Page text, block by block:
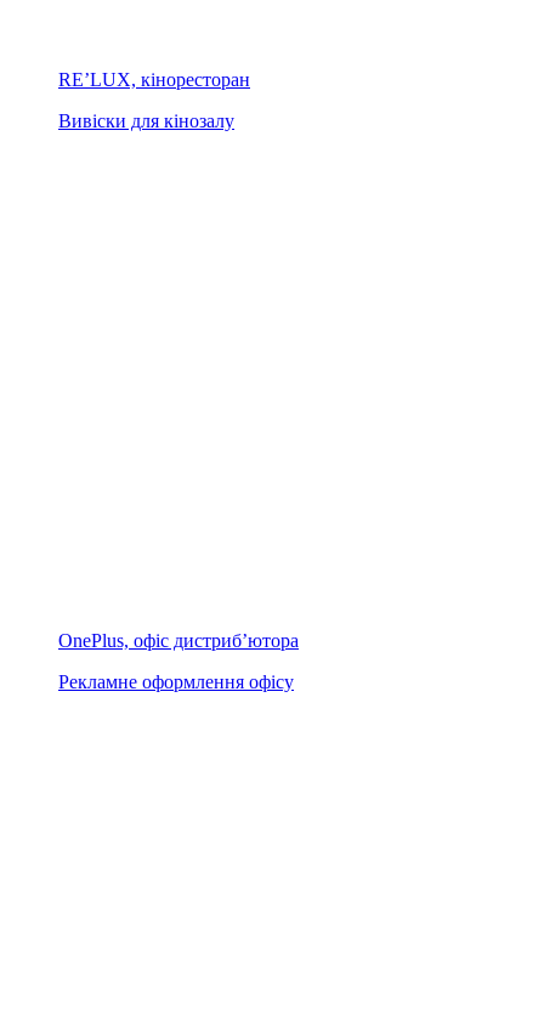
RE’LUX, кіноресторан
Вивіски для кінозалу
OnePlus, офіс дистриб’ютора
Рекламне оформлення офісу